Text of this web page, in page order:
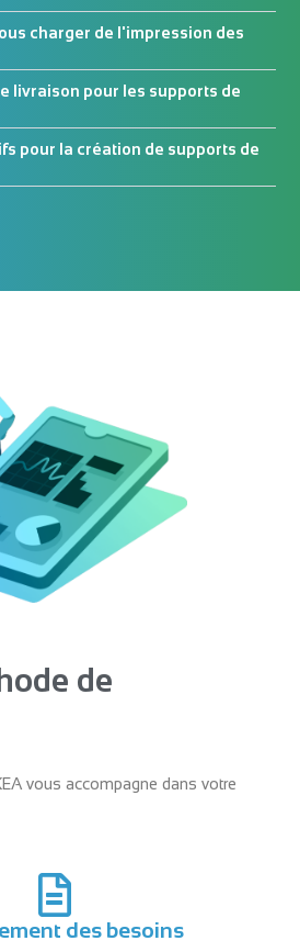
charger de l'impression des
livraison pour les supports de
pour la création de supports de
de
vous accompagne dans votre
des besoins